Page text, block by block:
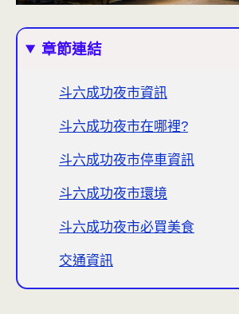
章節連結
斗六成功夜市資訊
斗六成功夜市在哪裡?
斗六成功夜市停車資訊
斗六成功夜市環境
斗六成功夜市必買美食
交通資訊